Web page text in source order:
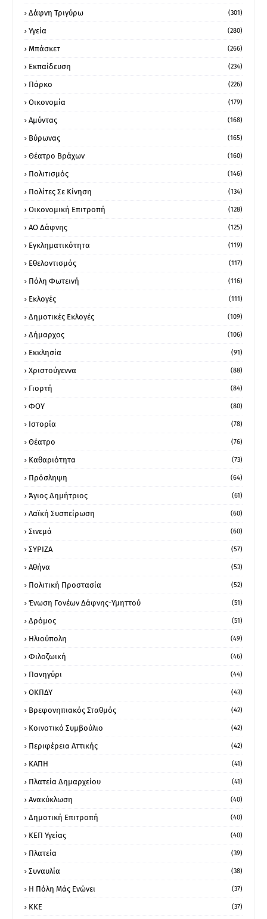
Δάφνη Τριγύρω (301)
Υγεία (280)
Μπάσκετ (266)
Εκπαίδευση (234)
Πάρκο (226)
Οικονομία (179)
Αμύντας (168)
Βύρωνας (165)
Θέατρο Βράχων (160)
Πολιτισμός (146)
Πολίτες Σε Κίνηση (134)
Οικονομική Επιτροπή (128)
ΑΟ Δάφνης (125)
Εγκληματικότητα (119)
Εθελοντισμός (117)
Πόλη Φωτεινή (116)
Εκλογές (111)
Δημοτικές Εκλογές (109)
Δήμαρχος (106)
Εκκλησία (91)
Χριστούγεννα (88)
Γιορτή (84)
ΦΟΥ (80)
Ιστορία (78)
Θέατρο (76)
Καθαριότητα (73)
Πρόσληψη (64)
Άγιος Δημήτριος (61)
Λαϊκή Συσπείρωση (60)
Σινεμά (60)
ΣΥΡΙΖΑ (57)
Αθήνα (53)
Πολιτική Προστασία (52)
Ένωση Γονέων Δάφνης-Υμηττού (51)
Δρόμος (51)
Ηλιούπολη (49)
Φιλοζωική (46)
Πανηγύρι (44)
ΟΚΠΔΥ (43)
Βρεφονηπιακός Σταθμός (42)
Κοινοτικό Συμβούλιο (42)
Περιφέρεια Αττικής (42)
ΚΑΠΗ (41)
Πλατεία Δημαρχείου (41)
Ανακύκλωση (40)
Δημοτική Επιτροπή (40)
ΚΕΠ Υγείας (40)
Πλατεία (39)
Συναυλία (38)
Η Πόλη Μάς Ενώνει (37)
ΚΚΕ (37)